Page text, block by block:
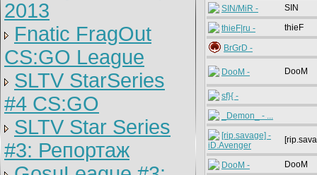
2013
Fnatic FragOut
CS:GO League
SLTV StarSeries
#4 CS:GO
SLTV Star Series
#3: Репортаж
SIN/MiR - SIN
thieF|ru - thieF
BrGrD -
DooM - DooM
sf}{ -
_Demon_ - ...
[rip.savage] -
iD.Avenger
DooM - DooM